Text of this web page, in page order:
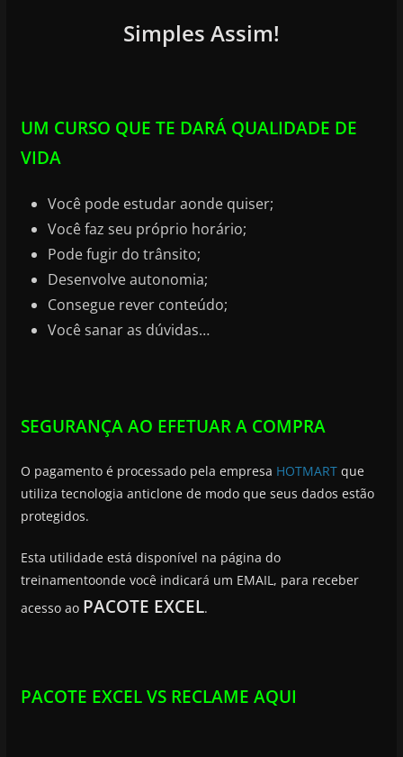
Simples Assim!
UM CURSO QUE TE DARÁ QUALIDADE DE
VIDA
Você pode estudar aonde quiser;
Você faz seu próprio horário;
Pode fugir do trânsito;
Desenvolve autonomia;
Consegue rever conteúdo;
Você sanar as dúvidas…
SEGURANÇA AO EFETUAR A COMPRA
O pagamento é processado pela empresa HOTMARTque
utiliza tecnologia anticlone de modo que seus dados estão
protegidos.
Esta utilidade está disponível na página do
treinamentoonde você indicará um EMAIL, para receber
acesso ao PACOTE EXCEL.
PACOTE EXCEL VS RECLAME AQUI